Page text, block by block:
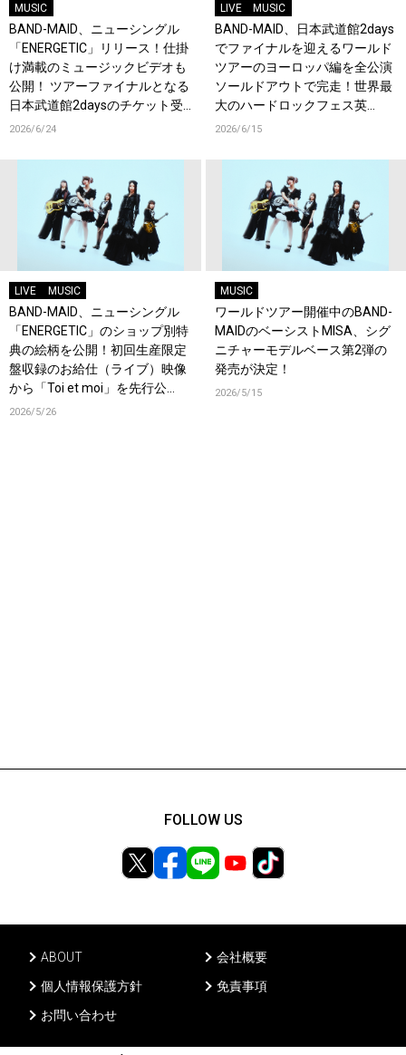
MUSIC
BAND-MAID、ニューシングル
「ENERGETIC」リリース！仕掛
け満載のミュージックビデオも
公開！ ツアーファイナルとなる
日本武道館2daysのチケット受
付もスタート！
2026/6/24
LIVE MUSIC
BAND-MAID、日本武道館2days
でファイナルを迎えるワールド
ツアーのヨーロッパ編を全公演
ソールドアウトで完走！世界最
大のハードロックフェス英
『Download Festival』でも熱
2026/6/15
LIVE MUSIC
BAND-MAID、ニューシングル
「ENERGETIC」のショップ別特
典の絵柄を公開！初回生産限定
盤収録のお給仕（ライブ）映像
から「Toi et moi」を先行公
開！
2026/5/26
MUSIC
ワールドツアー開催中のBAND-
MAIDのベーシストMISA、シグ
ニチャーモデルベース第2弾の
発売が決定！
2026/5/15
ABOUT
会社概要
個人情報保護方針
免責事項
お問い合わせ
FOLLOW US